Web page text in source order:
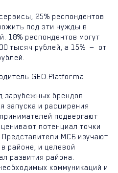
25% респондентов
под эти нужды в
18% респондентов могут
тысяч рублей, а 15% — от
GEO.Platforma
зарубежных брендов
запуска и расширения
подвергают
потенциал точки
МСБ изучают
районе, и целевой
развития района.
коммуникаций и